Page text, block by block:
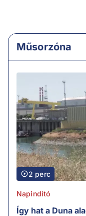
Műsorzóna
2 perc
Napindító
Így hat a Duna